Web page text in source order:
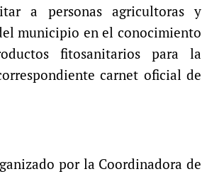
a personas agricultoras y
municipio en el conocimiento
fitosanitarios para la
carnet oficial de
por la Coordinadora de